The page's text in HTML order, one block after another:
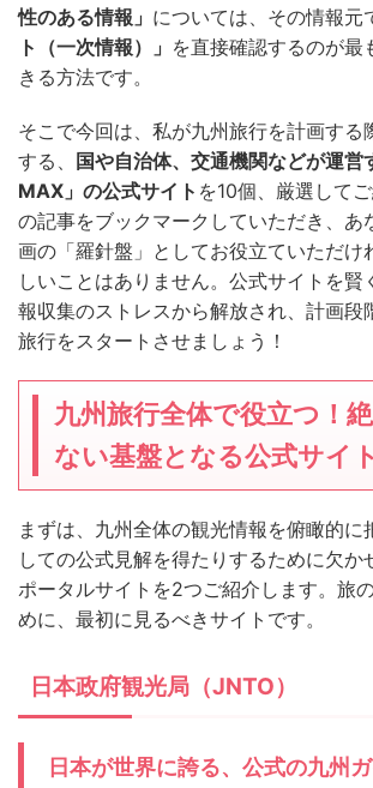
性のある情報」 については、その情報元
ト（一次情報）」 を直接確認するのが最
きる方法です。
そこで今回は、私が九州旅行を計画する
する、 国や自治体、交通機関などが運営
MAX」の公式サイト を10個、厳選して
の記事をブックマークしていただき、あ
画の「羅針盤」としてお役立ていただけ
しいことはありません。公式サイトを賢
報収集のストレスから解放され、計画段
旅行をスタートさせましょう！
九州旅行全体で役立つ！
ない基盤となる公式サイト
まずは、九州全体の観光情報を俯瞰的に
しての公式見解を得たりするために欠か
ポータルサイトを2つご紹介します。旅
めに、最初に見るべきサイトです。
日本政府観光局（JNTO）
日本が世界に誇る、公式の九州